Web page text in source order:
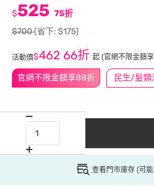
官網不限金額享88折
$525 75折
$700(省下: $175)
活動價$462 66折 起 (官網不限金額
查看門市庫存 (可